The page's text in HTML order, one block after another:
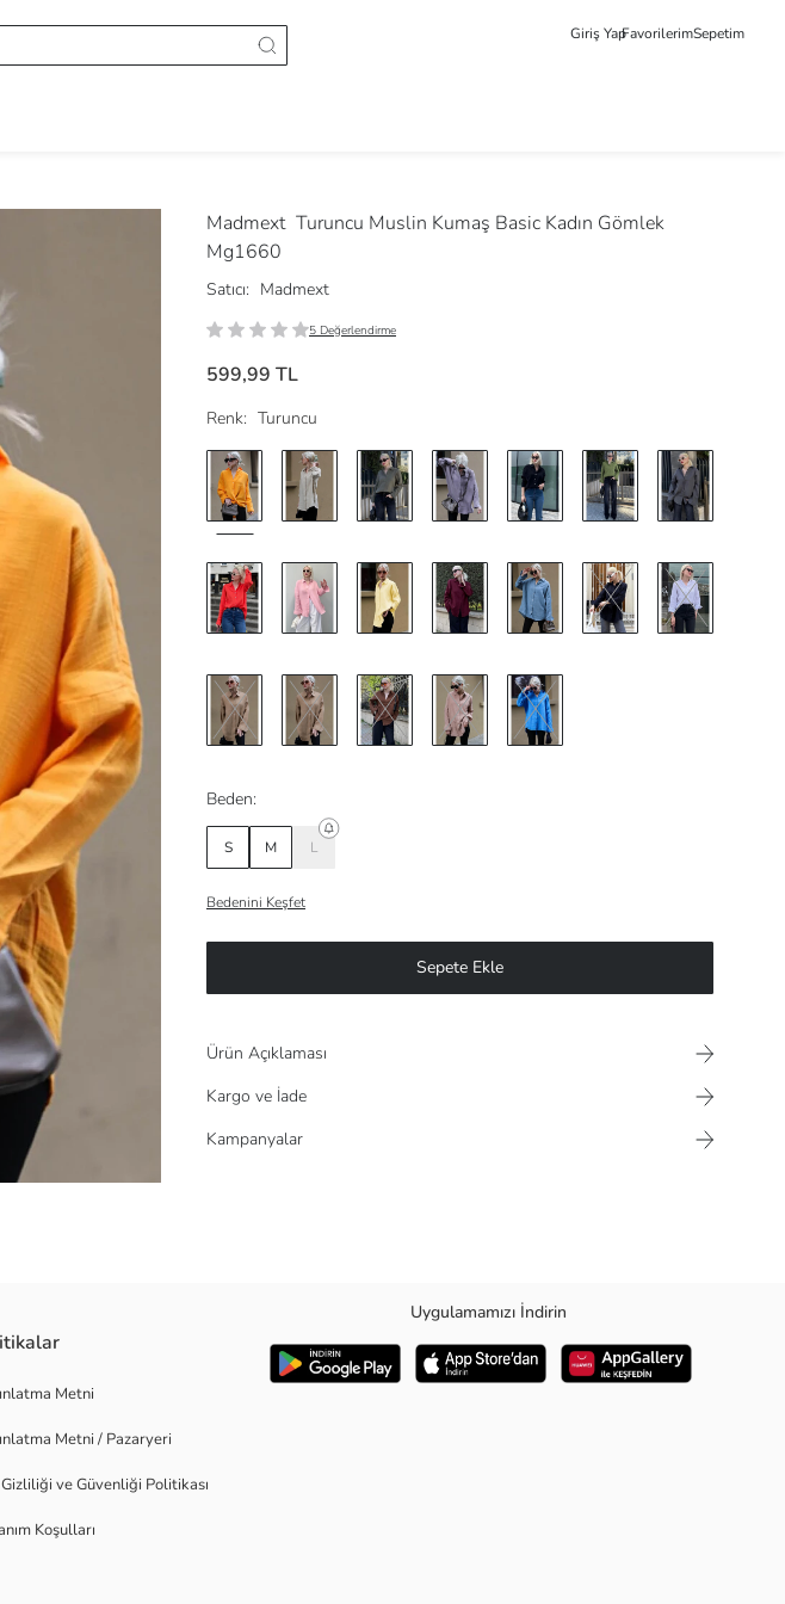
Giriş YapFavorilerimSepetim
Madmext Turuncu Muslin Kumaş Basic Kadın Gömlek
Mg1660
Satıcı: Madmext
5 Değerlendirme
599,99 TL
Renk: Turuncu
Beden:
S M L
Bedenini Keşfet
Sepete Ekle
Ürün Açıklaması
Kargo ve İade
Kampanyalar
YIKAYINIZ MADE IN TURKEY
Metni
Metni / Pazaryeri
ve Güvenliği Politikası
Koşulları
Uygulamamızı İndirin